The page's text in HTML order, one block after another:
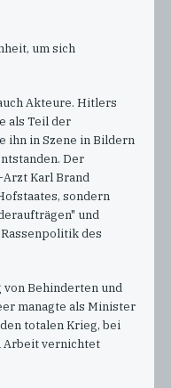
um sich
Akteure. Hitlers
als Teil der
ihn in Szene in Bildern
Der
Karl Brand
sondern
und
des
Behinderten und
managte als Minister
totalen Krieg, bei
Arbeit vernichtet